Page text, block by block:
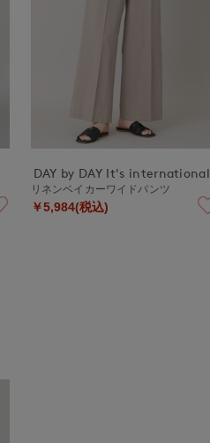
DAY by DAY It's international
リネンベイカーワイドパンツ
￥5,984(税込)